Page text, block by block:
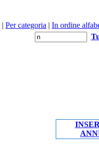
| Per categoria | In ordine